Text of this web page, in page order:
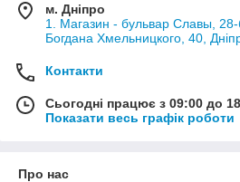
м. Дніпро
1. Магазин - бульвар Славы,
Богдана Хмельницкого, 40,
Контакти
Сьогодні працює з 09:00 до
Показати весь графік роботи
Про нас